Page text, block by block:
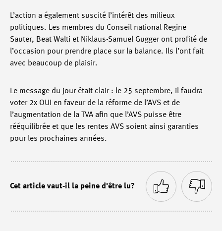
L’action a également suscité l’intérêt des milieux
politiques. Les membres du Conseil national Regine
Sauter, Beat Walti et Niklaus-Samuel Gugger ont profité de
l’occasion pour prendre place sur la balance. Ils l’ont fait
avec beaucoup de plaisir.
Le message du jour était clair : le 25 septembre, il faudra
voter 2x OUI en faveur de la réforme de l’AVS et de
l’augmentation de la TVA afin que l’AVS puisse être
rééquilibrée et que les rentes AVS soient ainsi garanties
pour les prochaines années.
Cet article vaut-il la peine d'être lu?